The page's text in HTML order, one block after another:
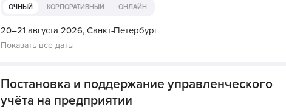
ОЧНЫЙ КОРПОРАТИВНЫЙ ОНЛАЙН
20–21 августа 2026,Санкт-Петербург
Показать все даты
Постановка и поддержание управленческого
учёта на предприятии